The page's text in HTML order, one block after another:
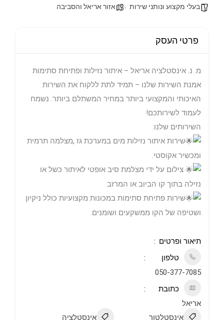
בעלי מקצוע ונותני שירות אזור אריאל והסביבה
פרטי העסק
מ. נ. אינסטלציה אריאל – איתור נזילות ופתיחת סתימות
אמנת השירות שלנו – תמיד לתת ללקוח את השירות
האיכותי והמקצועי ביותר במחיר המשתלם ביותר. נשמח
לעמוד לשירותכם!
השירותים שלנו:
שירות איתור נזילות מים במערכת גז ,מצלמה תרמית
ומכשיר אקוסטי.
צילום על ידי מצלמת סיב אופטי לאיתור כשל או
נזילה בתוך קו הביוב או המרזב
שירות פתיחת סתימות במכונות מקצועיות כולל ניקיון
ושטיפה של הקו ממשקעים ושומנים.
תיאור ופרטים
טלפון
050-377-7085
כתובת
אריאל
אינסטלטור
אינסטלציה